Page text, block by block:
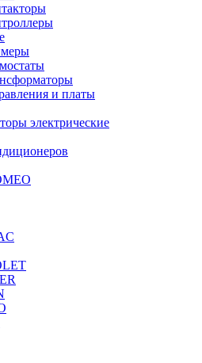
и платы
электрические